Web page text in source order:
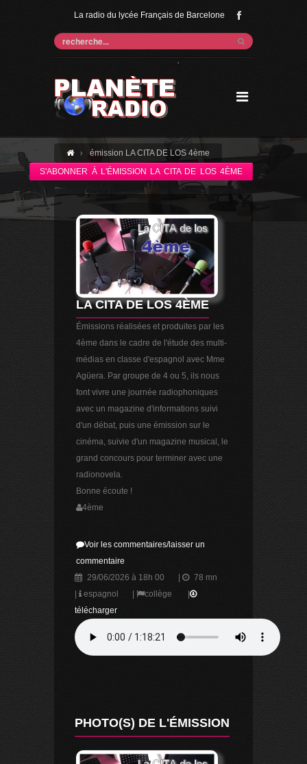
La radio du lycée Français de Barcelone
'
émission LA CITA DE LOS 4ème
S'ABONNER À L'ÉMISSION LA CITA DE LOS 4ÈME
LA CITA DE LOS 4ÈME
Émissions réalisées et produites par les
4ème dans le cadre de l'étude des multi-
médias en classe d'espagnol avec Mme
Agüera. Par groupe de 4 ou 5, ils nous
font vivre une journée radiophoniques
avec un magazine d'informations suivi
d'un débat, puis une émission sur le
cinéma, suivie d'un magazine musical, le
grand concours pour terminer avec une
radionovela.
Bonne écoute !
4ème
Voir les commentaires/laisser un
commentaire
29/06/2026 à 18h 00
78 mn
espagnol collège
télécharger
PHOTO(S) DE L'ÉMISSION